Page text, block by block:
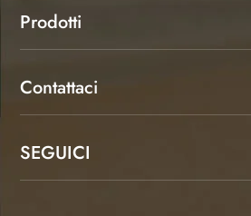
Prodotti
Contattaci
SEGUICI